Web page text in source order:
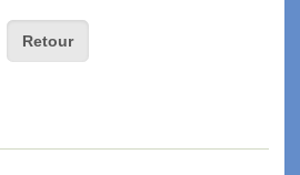
Retour